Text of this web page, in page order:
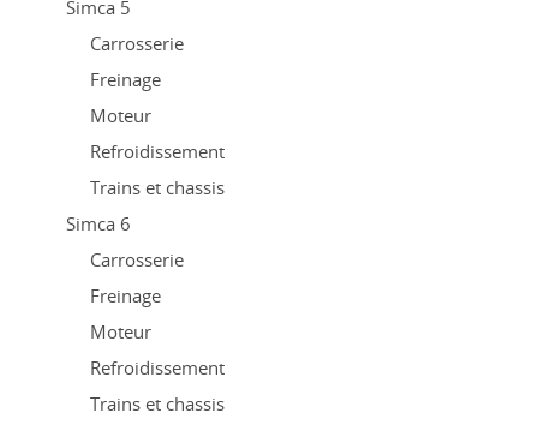
Simca 5
Carrosserie
Freinage
Moteur
Refroidissement
Trains et chassis
Simca 6
Carrosserie
Freinage
Moteur
Refroidissement
Trains et chassis